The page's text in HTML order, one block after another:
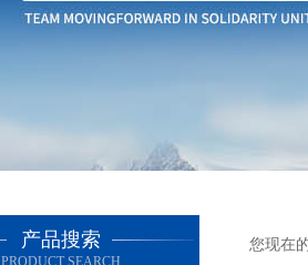
产品搜索
PRODUCT SEARCH
您现在